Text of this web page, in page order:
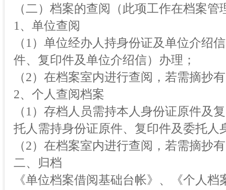
（二）档案的查阅（此项工作在档案
1、单位查阅
（1）单位经办人持身份证及单位介绍
件、复印件及单位介绍信）办理；
（2）在档案室内进行查阅，若需摘抄
2、个人查阅档案
（1）存档人员需持本人身份证原件及
托人需持身份证原件、复印件及委托人
（2）在档案室内进行查阅，若需摘抄
二、归档
《单位档案借阅基础台帐》、《个人